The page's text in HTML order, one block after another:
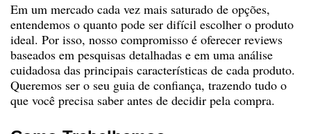
Em um mercado cada vez mais saturado de opções,
entendemos o quanto pode ser difícil escolher o produto
ideal. Por isso, nosso compromisso é oferecer reviews
baseados em pesquisas detalhadas e em uma análise
cuidadosa das principais características de cada produto.
Queremos ser o seu guia de confiança, trazendo tudo o
que você precisa saber antes de decidir pela compra.